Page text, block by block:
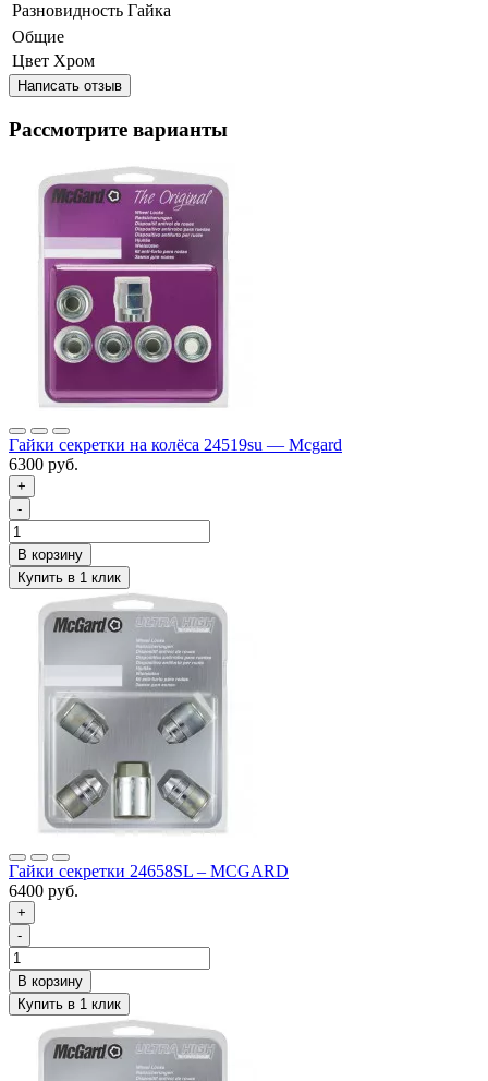
Разновидность Гайка
Общие
Цвет Хром
Написать отзыв
Рассмотрите варианты
Гайки секретки на колёса 24519su — Mcgard
6300 руб.
+
-
Гайки секретки 24658SL – MCGARD
6400 руб.
+
-